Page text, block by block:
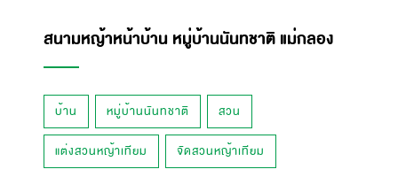
สนามหญ้าหน้าบ้าน หมู่บ้านนันทชาติ แม่กลอง
บ้าน หมู่บ้านนันทชาติ สวน
แต่งสวนหญ้าเทียม จัดสวนหญ้าเทียม